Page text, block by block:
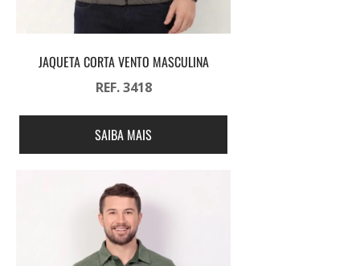
JAQUETA CORTA VENTO MASCULINA
REF. 3418
SAIBA MAIS